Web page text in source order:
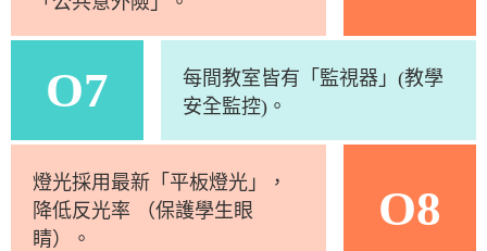
O7
每間教室皆有「監視器」(教學
安全監控)。
燈光採用最新「平板燈光」，
降低反光率 （保護學生眼
睛）。
O8